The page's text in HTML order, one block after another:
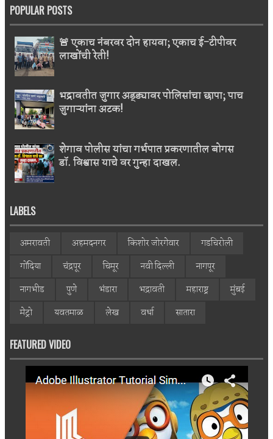
POPULAR POSTS
🚨 एकाच नंबरवर दोन हायवा; एकाच ई-टीपीवर
लाखोंची रेती!
भद्रावतीत जुगार अड्ड्यावर पोलिसांचा छापा; पाच
जुगाऱ्यांना अटक!
शेगाव पोलीस यांचा गर्भपात प्रकरणातील बोगस
डॉ. विश्वास याचे वर गुन्हा दाखल.
LABELS
अमरावती अहमदनगर किशोर जोरगेवार
गडचिरोली
गोंदिया
चंद्रपूर चिमूर नवी दिल्ली
नागपूर
नागभीड
पुणे भंडारा भद्रावती महाराष्ट्र
मुंबई
मेट्रो
यवतमाळ लेख वर्धा सातारा
FEATURED VIDEO